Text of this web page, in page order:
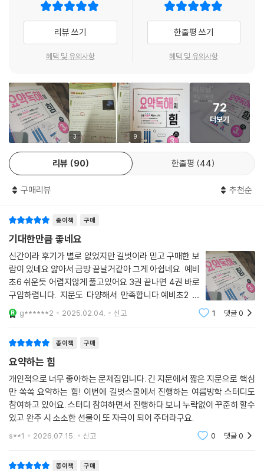
해 묻는 문제가 출제된다. 결국 제대로 공부한다는 것은 텍스트의 핵심을
스스로 찾고 정리하여 기억하는 것을 의미하고, 스스로 핵심을 찾고 정리
하는 것은 요약독해 과정과 같다. 그래서 요약독해는 성적과 직결될 수밖
에 없고, 학생들은 기본적으로 교과서를 읽는 힘이 있어야 한다. 실전 파트
이 수록되어 있다. 다양한 글을 읽고 요약해 보는 활동은 교과서를 읽어 내
는 힘을 자연스럽게 길러 준다.
지문 구조 분석 훈련으로 글을 시각화함으로써 핵심을 간파한다!
글의 구조를 시각화하여 정리하는 활동은 어려운 글의 내용을 스스로 정리
할 수 있게 도와주는 읽기 전략이다. 지문 구조 분석 훈련은 독해력을 향상
임, 문제와 해결 짜임의 글을 읽어 보고 틀에 핵심 내용을 찾아 넣으면서 글
다.
리뷰 쓰기
혜택 및 유의사항
한줄평 쓰기
혜택 및 유의사항
3 9
72
더보기
리뷰 90 한줄평 44
구매리뷰 추천순
종이책 구매
기대한만큼 좋네요
신간이라 후기가 별로 없었지만 길벗이라 믿고 구매한 보
람이 있네요 얇아서 금방 끝날거같아 그게 아쉽네요 예비
초6 쉬운듯 어렵지않게 풀고있어요 3권 끝나면 4권 바로
구입하렵니다. 지문도 다양해서 만족합니다.예비초2 동
생것도 사야겠네요
g******2 2025.02.04. 신고 1 댓글0
종이책 구매
요약하는 힘
개인적으로 너무 좋아하는 문제집입니다. 긴 지문에서 짧은 지문으로 핵심
만 쏙쏙 요약하는 힘! 이번에 길벗스쿨에서 진행하는 여름방학 스터디도
참여하고 있어요. 스터디 참여하면서 진행하다 보니 누락없이 꾸준히 할수
있고 완주 시 소소한 선물이 또 자극이 되어 주더라구요.
s**1 2026.07.15. 신고 0 댓글0
종이책 구매